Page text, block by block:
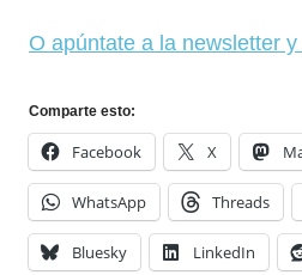
O apúntate a la newsletter
Comparte esto:
Facebook X
WhatsApp Threads
Bluesky LinkedIn